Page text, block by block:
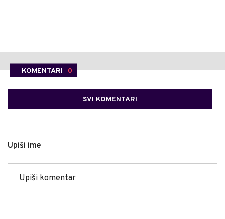
KOMENTARI 0
SVI KOMENTARI
Upiši ime